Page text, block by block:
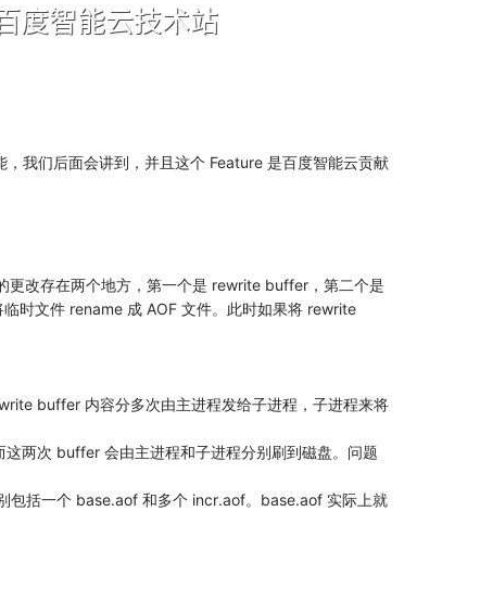
我们后面会讲到，并且这个 Feature 是百度智能云贡献
改存在两个地方，第一个是 rewrite buffer，第二个是
时文件 rename 成 AOF 文件。此时如果将 rewrite
buffer 内容分多次由主进程发给子进程，子进程来将
两次 buffer 会由主进程和子进程分别刷到磁盘。问题
包括一个 base.aof 和多个 incr.aof。base.aof 实际上就